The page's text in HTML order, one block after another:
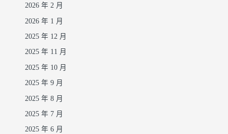
2026 年 2 月
2026 年 1 月
2025 年 12 月
2025 年 11 月
2025 年 10 月
2025 年 9 月
2025 年 8 月
2025 年 7 月
2025 年 6 月